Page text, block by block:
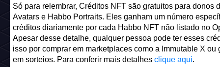
Só para relembrar, Créditos NFT são gratuitos para donos
Avatars e Habbo Portraits. Eles ganham um número
créditos diariamente por cada Habbo NFT não listado no
Apesar desse detalhe, qualquer pessoa pode ter esses
isso por comprar em marketplaces como a Immutable X ou
em sorteios. Para conferir mais detalhes clique aqui.